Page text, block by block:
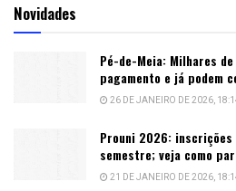
Novidades
Pé-de-Meia: Milhares
pagamento e já podem
26 DE JANEIRO DE 2026,
Prouni 2026:
semestre; veja como
21 DE JANEIRO DE 2026,